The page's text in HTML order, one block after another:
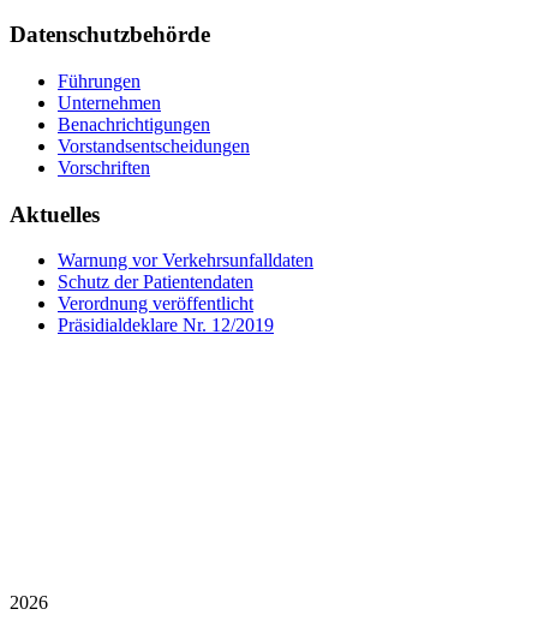
Datenschutzbehörde
Führungen
Unternehmen
Benachrichtigungen
Vorstandsentscheidungen
Vorschriften
Aktuelles
Warnung vor Verkehrsunfalldaten
Schutz der Patientendaten
Verordnung veröffentlicht
Präsidialdeklare Nr. 12/2019
2026